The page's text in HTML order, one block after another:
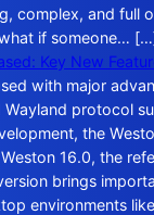
complex, and full
if someone…
Key New
with major
Wayland protocol
the
16.0, the
brings
environments